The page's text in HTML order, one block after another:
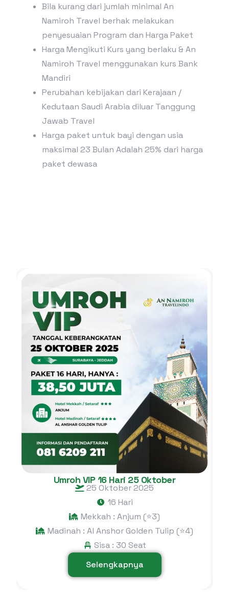
Bila kurang dari jumlah minimal An
Namiroh Travel berhak melakukan
penyesuaian Program dan Harga Paket
Harga Mengikuti Kurs yang berlaku & An
Namiroh Travel menggunakan kurs Bank
Mandiri
Perubahan kebijakan dari Kerajaan /
Kedutaan Saudi Arabia diluar Tanggung
Jawab Travel
Harga paket untuk bayi dengan usia
maksimal 23 Bulan Adalah 25% dari harga
paket dewasa
Umroh VIP 16 Hari 25 Oktober
25 Oktober 2025
16 Hari
Mekkah : Anjum (⭐3)
Madinah : Al Anshor Golden Tulip (⭐4)
Sisa : 30 Seat
Selengkapnya